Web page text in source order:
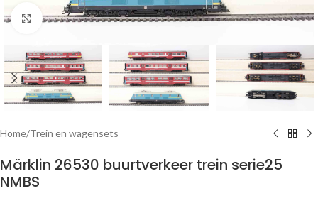
Click to enlarge
Home/Trein en wagensets
Märklin 26530 buurtverkeer trein serie25
NMBS